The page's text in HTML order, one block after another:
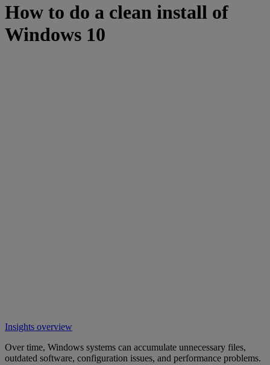
How to do a clean install of
Windows 10
Insights overview
Over time, Windows systems can accumulate unnecessary files,
outdated software, configuration issues, and performance problems.